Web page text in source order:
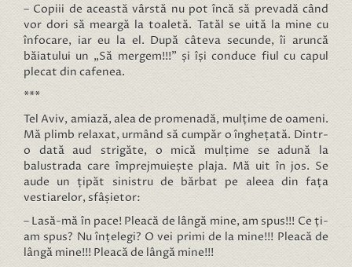
– Copiii de această vârstă nu pot încă să prevadă când
vor dori să meargă la toaletă. Tatăl se uită la mine cu
înfocare, iar eu la el. După câteva secunde, îi aruncă
băiatului un „Să mergem!!!” și își conduce fiul cu capul
plecat din cafenea.
***
Tel Aviv, amiază, alea de promenadă, mulțime de oameni.
Mă plimb relaxat, urmând să cumpăr o înghețată. Dintr-
o dată aud strigăte, o mică mulțime se adună la
balustrada care împrejmuiește plaja. Mă uit în jos. Se
aude un țipăt sinistru de bărbat pe aleea din fața
vestiarelor, sfâșietor:
– Lasă-mă în pace! Pleacă de lângă mine, am spus!!! Ce ți-
am spus? Nu înțelegi? O vei primi de la mine!!! Pleacă de
lângă mine!!! Pleacă de lângă mine!!!